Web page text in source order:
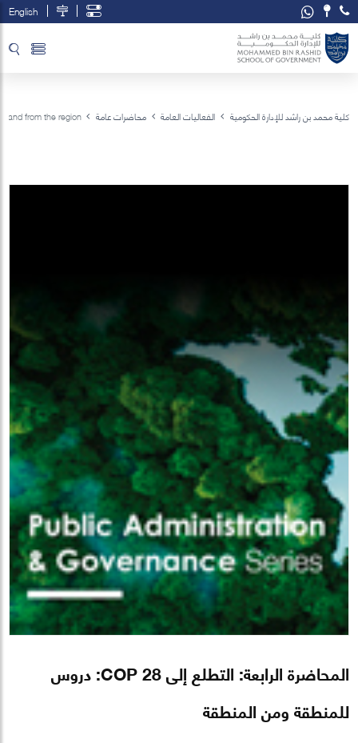
English
كلية محمد بن راشد للإدارة الحكومية الفعاليات العامة محاضرات عامة
المحاضرة الرابعة: التطلع إلى COP 28: دروس
للمنطقة ومن المنطقة